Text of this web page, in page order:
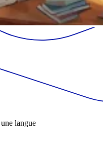
langue